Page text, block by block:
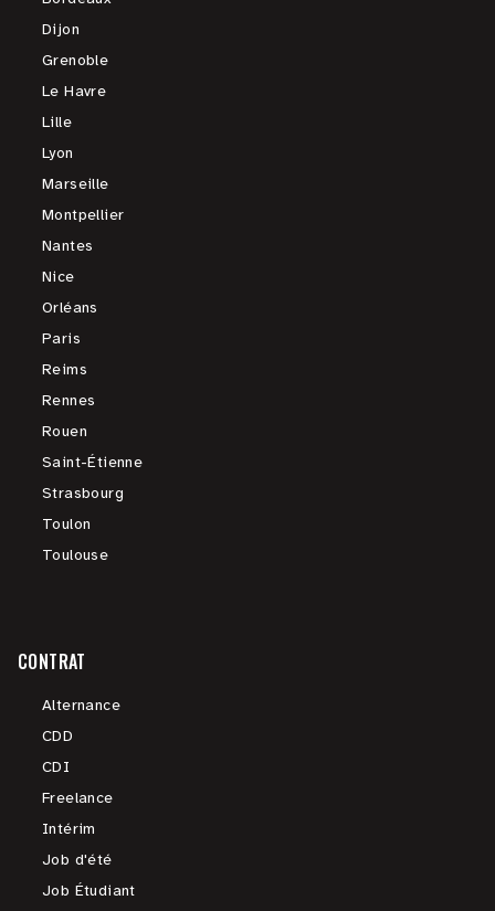
Dijon
Grenoble
Le Havre
Lille
Lyon
Marseille
Montpellier
Nantes
Nice
Orléans
Paris
Reims
Rennes
Rouen
Saint-Étienne
Strasbourg
Toulon
Toulouse
CONTRAT
Alternance
CDD
CDI
Freelance
Intérim
Job d'été
Job Étudiant